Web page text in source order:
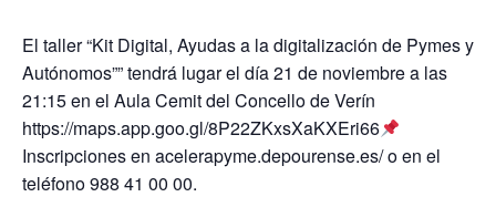
El taller “Kit Digital, Ayudas a la digitalización de Pymes y
Autónomos”” tendrá lugar el día 21 de noviembre a las
21:15 en el Aula Cemit del Concello de Verín
https://maps.app.goo.gl/8P22ZKxsXaKXEri66
Inscripciones en acelerapyme.depourense.es/ o en el
teléfono 988 41 00 00.